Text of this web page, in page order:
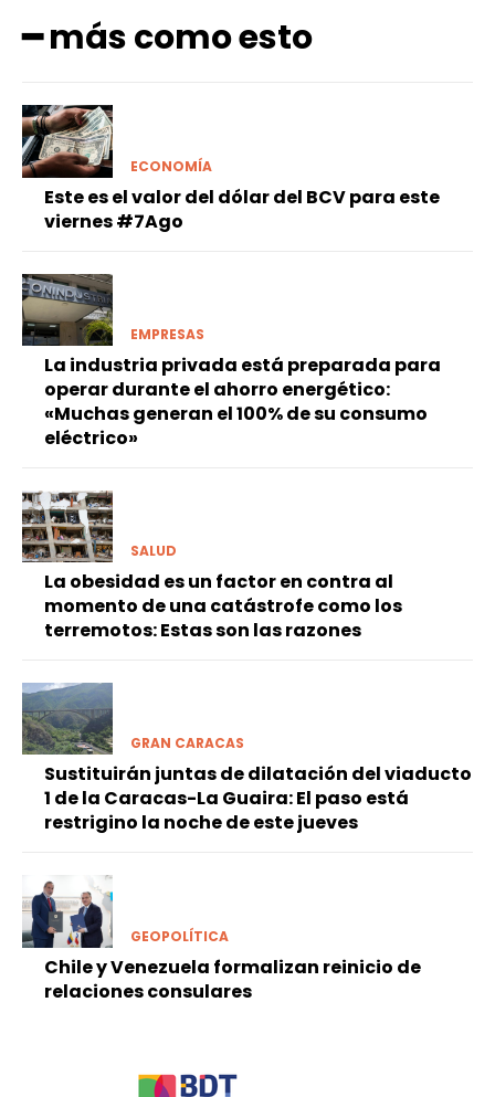
━ más como esto
ECONOMÍA
Este es el valor del dólar del BCV para este
viernes #7Ago
EMPRESAS
La industria privada está preparada para
operar durante el ahorro energético:
«Muchas generan el 100% de su consumo
eléctrico»
SALUD
La obesidad es un factor en contra al
momento de una catástrofe como los
terremotos: Estas son las razones
GRAN CARACAS
Sustituirán juntas de dilatación del viaducto
1 de la Caracas-La Guaira: El paso está
restrigino la noche de este jueves
GEOPOLÍTICA
Chile y Venezuela formalizan reinicio de
relaciones consulares